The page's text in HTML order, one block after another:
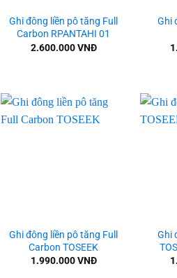
Ghi đông liền pô tăng Full
Carbon RPANTAHI 01
2.600.000VNĐ
Ghi
Ghi đông liền pô tăng Full
Carbon TOSEEK
1.990.000VNĐ
Ghi